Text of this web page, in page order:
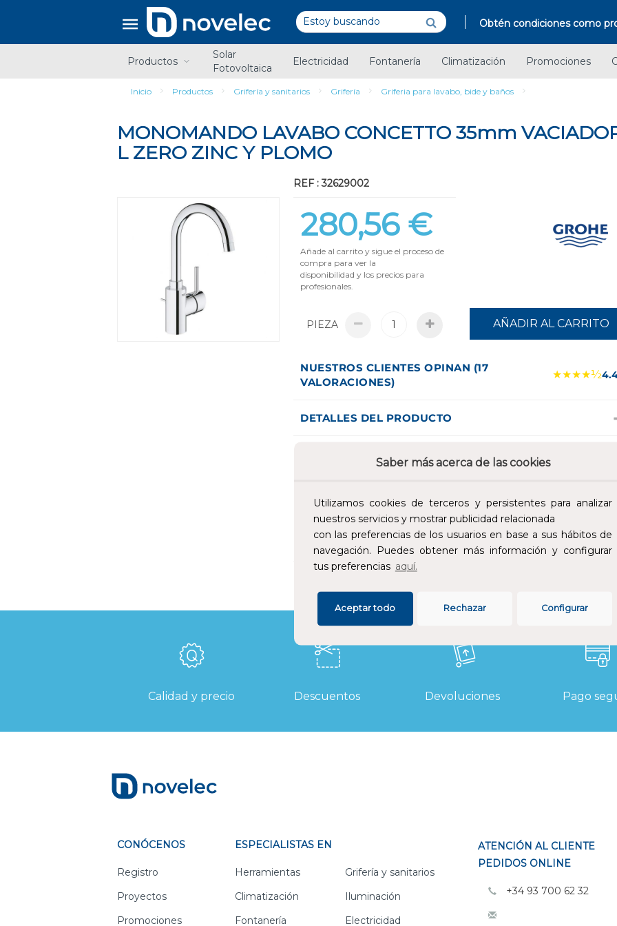
Saber más acerca de las cookies
Utilizamos cookies de terceros y persistentes para analizar
nuestros servicios y mostrar publicidad relacionada
con las preferencias de los usuarios en base a sus hábitos de
navegación. Puedes obtener más información y configurar
tus preferencias aquí.
Configurar
Rechazar
Aceptar todo
de
Obtén condiciones como
Productos
Solar
Fotovoltaica
Electricidad Fontanería Climatización Promociones
Inicio Productos Grifería y sanitarios Grifería Griferia para lavabo, bide y baños
MONOMANDO LAVABO CONCETTO 35mm
L ZERO ZINC Y PLOMO
REF : 32629002
280,56 €
Añade al carrito y sigue el proceso de
compra para ver la
disponibilidad y los precios para
profesionales.
PIEZA AÑADIR AL CARRITO
NUESTROS CLIENTES OPINAN (17
VALORACIONES)
★★★★½
DETALLES DEL PRODUCTO
de palanca oculta y cartucho de discos cerámicos de 35 mm.
ecológico de caudal.
ESPECIFICACIONES
Calidad y precio Descuentos Devoluciones Pago
CONÓCENOS
Registro
Proyectos
Promociones
ESPECIALISTAS EN
Herramientas
Grifería y sanitarios
Climatización
Iluminación
Fontanería
Electricidad
ATENCIÓN AL CLIENTE
PEDIDOS ONLINE
+34 93 700 62 32